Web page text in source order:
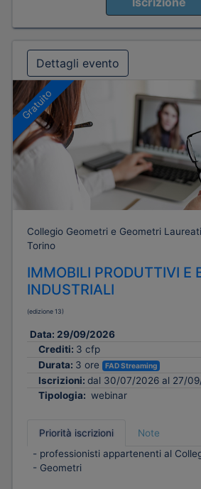
Dettagli evento
Gratuito
Collegio Geometri e Geometri
Torino
IMMOBILI PRODUTTIVI E
INDUSTRIALI
(edizione 13)
Data: 29/09/2026
Crediti: 3 cfp
Durata: 3 ore FAD Streaming
Iscrizioni: dal 30/07/2026 al 27/
Tipologia: webinar
Priorità iscrizioni
Note
- professionisti appartenenti al
- Geometri